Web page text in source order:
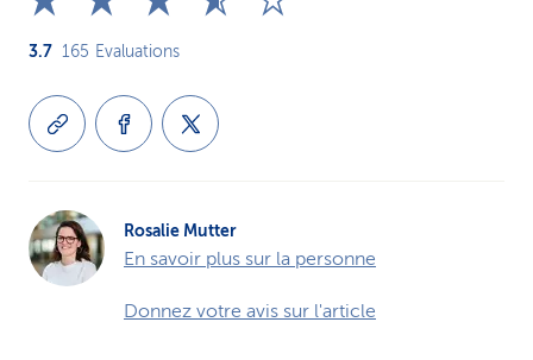
3.7 165 Evaluations
Rosalie Mutter
En savoir plus sur la personne
Donnez votre avis sur l'article